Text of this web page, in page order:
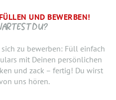
UND BEWERBEN!
DU?
zu bewerben: Füll einfach
mit Deinen persönlichen
und zack – fertig! Du wirst
uns hören.
WIR NOCH ...
SCHRITT.
Du möchtest Deiner
Lebenslauf oder ein anderes
kannst Du es hochladen.
DICH UND MELDEN UNS